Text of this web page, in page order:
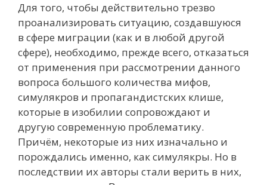
Для того, чтобы действительно трезво
проанализировать ситуацию, создавшуюся
в сфере миграции (как и в любой другой
сфере), необходимо, прежде всего, отказаться
от применения при рассмотрении данного
вопроса большого количества мифов,
симулякров и пропагандистских клише,
которые в изобилии сопровождают и
другую современную проблематику.
Причём, некоторые из них изначально и
порождались именно, как симулякры. Но в
последствии их авторы стали верить в них,